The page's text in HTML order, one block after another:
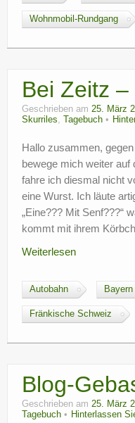
Wohnmobil-Rundgang
Bei Zeitz
Geschrieben am 25. März
Skurriles, Tagebuch
Hallo zusammen,
bewege mich weiter
fahre ich diesmal nicht
eine Wurst. Ich läute
„Eine??? Mit Senf???“
kommt mit ihrem
Weiterlesen
Autobahn Bayern
Fränkische Schweiz
Blog-
Geschrieben am 25. März
Tagebuch
Hinterlassen